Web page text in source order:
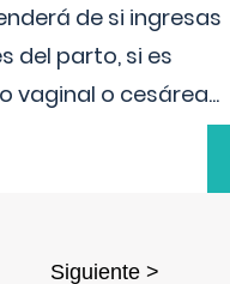
de si ingresas
del parto, si es
vaginal o cesárea...
Siguiente >